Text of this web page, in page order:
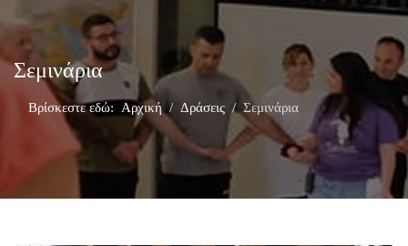
Σεμινάρια
Βρίσκεστε εδώ: Αρχική Δράσεις Σεμινάρια